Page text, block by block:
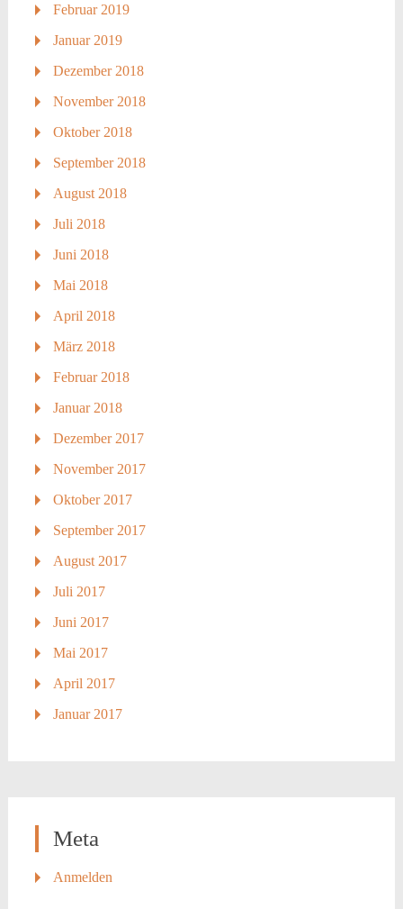
Februar 2019
Januar 2019
Dezember 2018
November 2018
Oktober 2018
September 2018
August 2018
Juli 2018
Juni 2018
Mai 2018
April 2018
März 2018
Februar 2018
Januar 2018
Dezember 2017
November 2017
Oktober 2017
September 2017
August 2017
Juli 2017
Juni 2017
Mai 2017
April 2017
Januar 2017
Meta
Anmelden